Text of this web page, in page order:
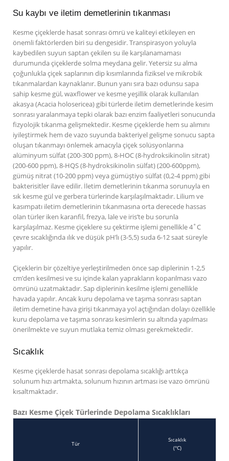
Su kaybı ve iletim demetlerinin tıkanması
Kesme çiçeklerde hasat sonrası ömrü ve kaliteyi etkileyen en
önemli faktörlerden biri su dengesidir. Transpirasyon yoluyla
kaybedilen suyun saptan çekilen su ile karşılanamaması
durumunda çiçeklerde solma meydana gelir. Yetersiz su alma
çoğunlukla çiçek saplarının dip kısımlarında fiziksel ve mikrobik
tıkanmalardan kaynaklanır. Bunun yanı sıra bazı odunsu sapa
sahip kesme gül, waxflower ve kesme yeşillik olarak kullanılan
akasya (Acacia holosericea) gibi türlerde iletim demetlerinde kesim
sonrası yaralanmaya tepki olarak bazı enzim faaliyetleri sonucunda
fizyolojik tıkanma gelişmektedir. Kesme çiçeklerde hem su alımını
iyileştirmek hem de vazo suyunda bakteriyel gelişme sonucu sapta
oluşan tıkanmayı önlemek amacıyla çiçek solüsyonlarına
alüminyum sülfat (200-300 ppm), 8-HOC (8-hydroksikinolin sitrat)
(200-600 ppm), 8-HQS (8-hydroksikinolin sülfat) (200-600ppm),
gümüş nitrat (10-200 ppm) veya gümüştiyo sülfat (0,2-4 ppm) gibi
bakterisitler ilave edilir. İletim demetlerinin tıkanma sorunuyla en
sık kesme gül ve gerbera türlerinde karşılaşılmaktadır. Lilium ve
kasımpatı iletim demetlerinin tıkanmasına orta derecede hassas
olan türler iken karanfil, frezya, lale ve iris’te bu sorunla
karşılaşılmaz. Kesme çiçeklere su çektirme işlemi genellikle 4˚C
çevre sıcaklığında ılık ve düşük pH’lı (3-5,5) suda 6-12 saat süreyle
yapılır.
Çiçeklerin bir çözeltiye yerleştirilmeden önce sap diplerinin 1-2,5
cm’den kesilmesi ve su içinde kalan yaprakların koparılması vazo
ömrünü uzatmaktadır. Sap diplerinin kesilme işlemi genellikle
havada yapılır. Ancak kuru depolama ve taşıma sonrası saptan
iletim demetine hava girişi tıkanmaya yol açtığından dolayı özellikle
kuru depolama ve taşıma sonrası kesimlerin su altında yapılması
önerilmekte ve suyun mutlaka temiz olması gerekmektedir.
Sıcaklık
Kesme çiçeklerde hasat sonrası depolama sıcaklığı arttıkça
solunum hızı artmakta, solunum hızının artması ise vazo ömrünü
kısaltmaktadır.
Bazı Kesme Çiçek Türlerinde Depolama Sıcaklıkları
Tür
Sıcaklık
(°C)